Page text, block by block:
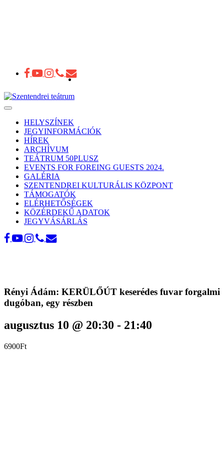
Toggle
navigationHELYSZÍNEK
JEGYINFORMÁCIÓK
HÍREK
ARCHÍVUM
TEÁTRUM 50PLUSZ
EVENTS FOR FOREING GUESTS 2024.
GALÉRIA
SZENTENDREI KULTURÁLIS KÖZPONT
TÁMOGATÓK
ELÉRHETŐSÉGEK
KÖZÉRDEKŰ ADATOK
JEGYVÁSÁRLÁS
Rényi Ádám: KERÜLŐÚT keserédes fuvar forgalmi
dugóban, egy részben
augusztus 10 @ 20:30 - 21:40
6900Ft